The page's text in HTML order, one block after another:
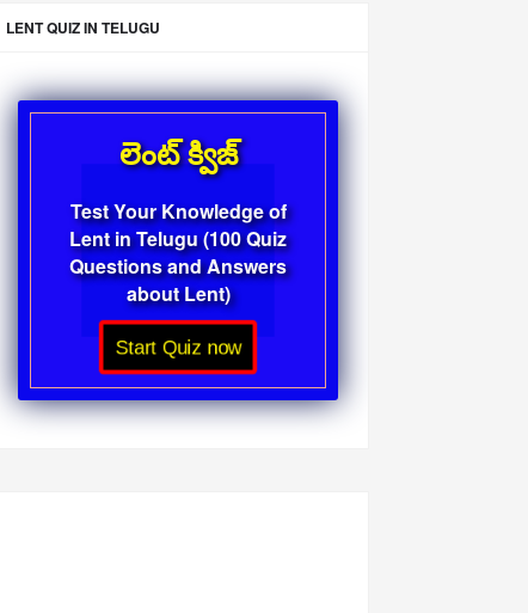
LENT QUIZ IN TELUGU
లెంట్ క్విజ్
Test Your Knowledge of
Lent in Telugu (100 Quiz
Questions and Answers
about Lent)
Start Quiz now